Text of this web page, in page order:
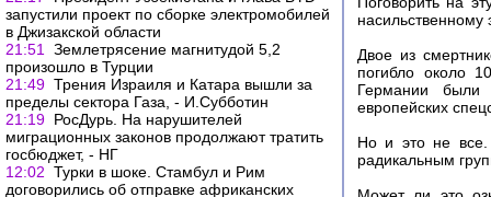
запустили проект по сборке электромобилей
в Джизакской области
21:51
Землетрясение магнитудой 5,2
произошло в Турции
21:49 Трения Израиля и Катара вышли за
пределы сектора Газа, - И.Субботин
21:19 РосДурь. На нарушителей
миграционных законов продолжают тратить
госбюджет, - НГ
12:02 Турки в шоке. Стамбул и Рим
договорились об отправке африканских
насильственному
Двое из
погибло около
Германии были
европейских
Но и это не все.
радикальным